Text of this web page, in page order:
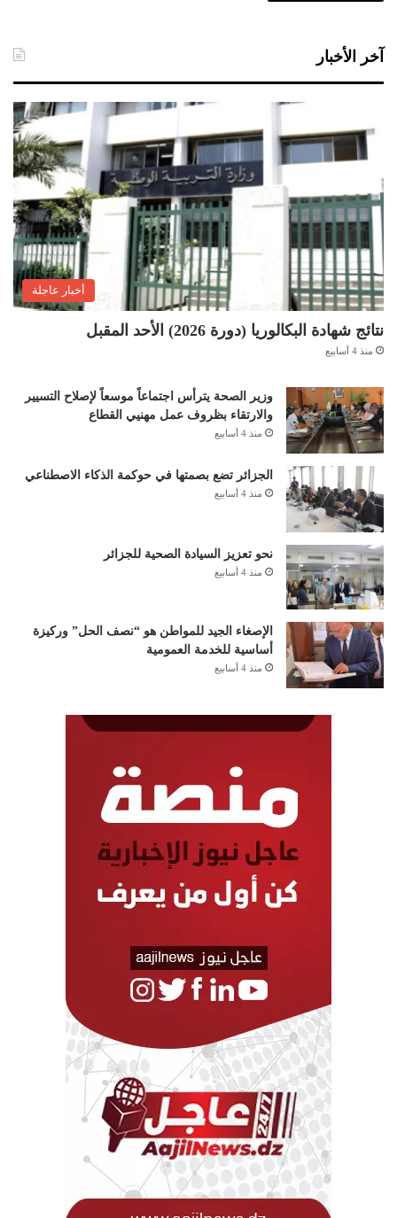
الرئيس الفرنسي لم يشترط أي اسم
لتولي رئاسة الحكومة بمن فيهم الحريري
وفي الوقت ذاته، تردّدت أنباء عن تأجيل الرئيس الفرنسي زيارته إلى
لبنان مطلع سبتمبر المقبل، بعد فشل الأطراف السياسية في الاتفاق
على تشكيل حكومة تقوم بالإصلاحات المطلوبة للحصول على الدعم
الاقتصادي والمالي اللازم لإنقاذ البلاد معيشياً ونقدياً وانتشالها من
الانهيار الشامل.
وأكد مصدر من السفارة الفرنسية في بيروت، لـ”العربي الجديد”، أنّ
زيارة ماكرون لا تزال موضوعة ومسجلة على جدول البرامج ولم يقم
هويته، على أن الرئيس الفرنسي لم يشترط أي اسم لتولي رئاسة
الحكومة بمن فيهم الحريري، ولكنه يفضل اختيار شخصية ترضي
الشارع اللبناني وتوحّد القوى السياسية قدر الإمكان، في وقت يحتاج
لبنان إلى وحدة وتعاون بين الجميع للخروج من الأزمة الاقتصادية
الخطيرة والتي فاقمها انفجار مرفأ بيروت في الرابع من أوت الجاري.
آخر الأخبار
أخبار عاجلة
نتائج شهادة البكالوريا (دورة 2026) الأحد المقبل
منذ 4 أسابيع
وزير الصحة يترأس اجتماعاً موسعاً لإصلاح التسيير
والارتقاء بظروف عمل مهنيي القطاع
منذ 4 أسابيع
الجزائر تضع بصمتها في حوكمة الذكاء الاصطناعي
منذ 4 أسابيع
نحو تعزيز السيادة الصحية للجزائر
منذ 4 أسابيع
الإصغاء الجيد للمواطن هو “نصف الحل” وركيزة
أساسية للخدمة العمومية
منذ 4 أسابيع